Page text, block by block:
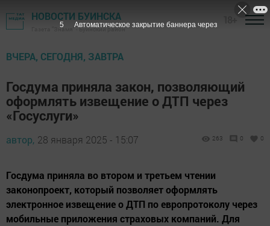
НОВОСТИ БУИНСКА
Газета "Знамя" - Буинский район
ВЧЕРА, СЕГОДНЯ, ЗАВТРА
Госдума приняла закон, позволяющий
оформлять извещение о ДТП через
«Госуслуги»
автор, 28 января 2025 - 15:07 263 0 0
Госдума приняла во втором и третьем чтении
законопроект, который позволяет оформлять
электронное извещение о ДТП по европротоколу через
мобильные приложения страховых компаний. Для
4 Автоматическое закрытие баннера через